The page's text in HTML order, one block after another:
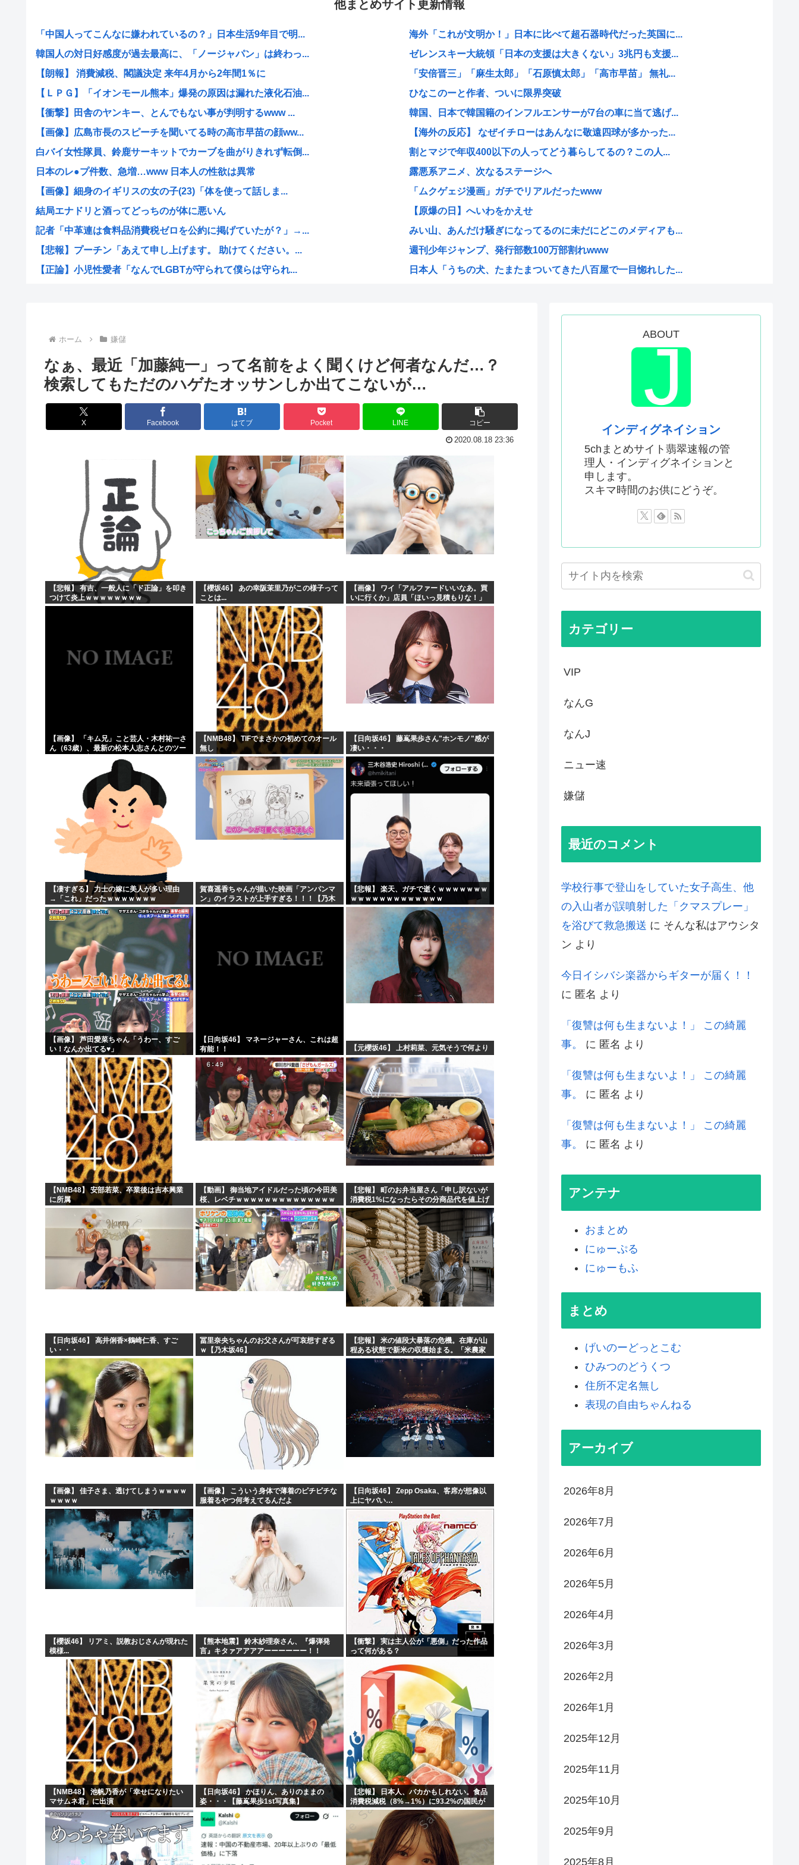
他まとめサイト更新情報
「中国人ってこんなに嫌われているの？」日本生活9年目で明...
韓国人の対日好感度が過去最高に、「ノージャパン」は終わっ...
【朗報】 消費減税、閣議決定 来年4月から2年間1％に
【ＬＰＧ】「イオンモール熊本」爆発の原因は漏れた液化石油...
【衝撃】田舎のヤンキー、とんでもない事が判明するwww ...
【画像】広島市長のスピーチを聞いてる時の高市早苗の顔ww...
白バイ女性隊員、鈴鹿サーキットでカーブを曲がりきれず転倒...
日本のレ●プ件数、急増…www 日本人の性欲は異常
【画像】細身のイギリスの女の子(23)「体を使って話しま...
結局エナドリと酒ってどっちのが体に悪いん
記者「中革連は食料品消費税ゼロを公約に掲げていたが？」→...
【悲報】プーチン「あえて申し上げます。 助けてください。...
【正論】小児性愛者「なんでLGBTが守られて僕らは守られ...
韓国人「日本で新発売Galaxy Z Foldが売り切れ...
【画像】辻希空ちゃん、顔だけで普通に使える
地球に落下する人工衛星のアルミニウムが大気に及ぼす影響を...
【朗報】みいちゃんと山田さん、大物漫画家たちから絶賛され...
【予算100万】 市長「特定外来生物クビアカは気持ち悪い...
日本の伝統文化『花火大会』、この5年で4分の1が消滅して...
職場の貸本の習慣が、本を大事にしないおばさんのせいで無く...
グラボ、国内価格4割値上げかwww
原爆投下81年
「おっちゃん女の子になってスクール水着を着たいねん」60...
警察官が60歳のおじいちゃんを射◯する動画が流出しやりす...
ワイ、キンタマが腫れ上がって入院するも切開排膿で無事しな...
海外「これが文明か！」日本に比べて超石器時代だった英国に...
ゼレンスキー大統領「日本の支援は大きくない」3兆円も支援...
「安倍晋三」「麻生太郎」「石原慎太郎」「高市早苗」 無礼...
ひなこのーと作者、ついに限界突破
韓国、日本で韓国籍のインフルエンサーが7台の車に当て逃げ...
【海外の反応】 なぜイチローはあんなに敬遠四球が多かった...
割とマジで年収400以下の人ってどう暮らしてるの？この人...
露悪系アニメ、次なるステージへ
「ムクゲェジ漫画」ガチでリアルだったwww
【原爆の日】へいわをかえせ
みい山、あんだけ騒ぎになってるのに未だにどこのメディアも...
週刊少年ジャンプ、発行部数100万部割れwww
日本人「うちの犬、たまたまついてきた八百屋で一目惚れした...
海外「全部日本の真似だったのか…」 日本の普通のテレビ番...
海外「まるでトランプ」FIFAがW杯開催都市と結んだ約束...
7時間かけて描いたHな糸会がこちら
Win95開発者「日本でITが3Kと呼ばれるのは企業が根...
海外「その通り！」日本人ならどこでも発展させると語る世界...
【1966年】 母の日に9歳の息子が帰らなかった——容疑...
日本人「うちの犬、たまたまついてきた八百屋で一目惚れした...
海外「まるでトランプ」FIFAがW杯開催都市と結んだ約束...
海外「全部日本の真似だったのか…」 日本の普通のテレビ番...
お絵描きリレーってなんぞや
【海外の反応】 なぜイチローはあんなに敬遠四球が多かった...
平野綾とかいう女声優についてお前らが知ってることwww
みいちゃんと山田さんの漫画の作者なんでこんなに嫌われてる...
ホーム 嫌儲
なぁ、最近「加藤純一」って名前をよく聞くけど何者なんだ…？
検索してもただのハゲたオッサンしか出てこないが…
X Facebook はてブ Pocket LINE コピー
2020.08.18 23:36
【悲報】 有吉、一般人に「ド正論」を叩き
つけて炎上ｗｗｗｗｗｗｗｗ
【櫻坂46】 あの幸阪茉里乃がこの様子って
ことは...
【画像】 ワイ「アルファードいいなあ。買
いに行くか」店員「ほいっ見積もりな！」
ワイ「金額おかしくね？」←お前らもそう
思うよな？？？？？
【画像】 「キム兄」こと芸人・木村祐一さ
ん（63歳）、最新の松本人志さんとのツー
ショットが完全に別人だとネット騒然！
「マジで誰かわからん」...
【NMB48】 TIFでまさかの初めてのオール
無し
【日向坂46】 藤嶌果歩さん"ホンモノ"感が
凄い・・・
【凄すぎる】 力士の嫁に美人が多い理由
→「これ」だったｗｗｗｗｗｗｗ
賀喜遥香ちゃんが描いた映画「アンパンマ
ン」のイラストが上手すぎる！！！【乃木
坂46】
【悲報】 楽天、ガチで逝くｗｗｗｗｗｗｗ
ｗｗｗｗｗｗｗｗｗｗｗｗｗ
【画像】 芦田愛菜ちゃん「うわー、すご
い！なんか出てる♥」
【日向坂46】 マネージャーさん、これは超
有能！！
【元櫻坂46】 上村莉菜、元気そうで何より
【NMB48】 安部若菜、卒業後は吉本興業
に所属
【動画】 御当地アイドルだった頃の今田美
桜、レベチｗｗｗｗｗｗｗｗｗｗｗｗｗｗ
ｗｗｗｗ
【悲報】 町のお弁当屋さん「申し訳ないが
消費税1%になったらその分商品代を値上げ
するわ」
【日向坂46】 高井俐香×鶴崎仁香、すご
い・・・
冨里奈央ちゃんのお父さんが可哀想すぎる
ｗ【乃木坂46】
【悲報】 米の値段大暴落の危機。在庫が山
程ある状態で新米の収穫始まる。「米農家
が生活できない」
【画像】 佳子さま、透けてしまうｗｗｗｗ
ｗｗｗｗ
【画像】 こういう身体で薄着のピチピチな
服着るやつ何考えてるんだよ
【日向坂46】 Zepp Osaka、客席が想像以
上にヤバい…
【櫻坂46】 リアミ、説教おじさんが現れた
模様...
【熊本地震】 鈴木紗理奈さん、『爆弾発
言』キタァアアアアーーーーーー！！
【衝撃】 実は主人公が「悪側」だった作品
って何がある？
【NMB48】 池帆乃香が「幸せになりたい
マサムネ君」に出演
【日向坂46】 かほりん、ありのままの
姿・・・【藤嶌果歩1st写真集】
【悲報】 日本人、バカかもしれない。食品
消費税減税（8%→1%）に93.2%の国民が
賛成してしまう
ABOUT
インディグネイション
5chまとめサイト翡翠速報の管
理人・インディグネイションと
申します。
スキマ時間のお供にどうぞ。
カテゴリー
VIP
なんG
なんJ
ニュー速
嫌儲
最近のコメント
学校行事で登山をしていた女子高生、他
の入山者が誤噴射した「クマスプレー」
を浴びて救急搬送 に そんな私はアウシタ
ン より
今日イシバシ楽器からギターが届く！！
に 匿名 より
「復讐は何も生まないよ！」 この綺麗
事。
に 匿名 より
「復讐は何も生まないよ！」 この綺麗
事。
に 匿名 より
「復讐は何も生まないよ！」 この綺麗
事。
に 匿名 より
アンテナ
おまとめ
にゅーぷる
にゅーもふ
まとめ
げいのーどっとこむ
ひみつのどうくつ
住所不定名無し
表現の自由ちゃんねる
アーカイブ
2026年8月
2026年7月
2026年6月
2026年5月
2026年4月
2026年3月
2026年2月
2026年1月
2025年12月
2025年11月
2025年10月
2025年9月
2025年8月